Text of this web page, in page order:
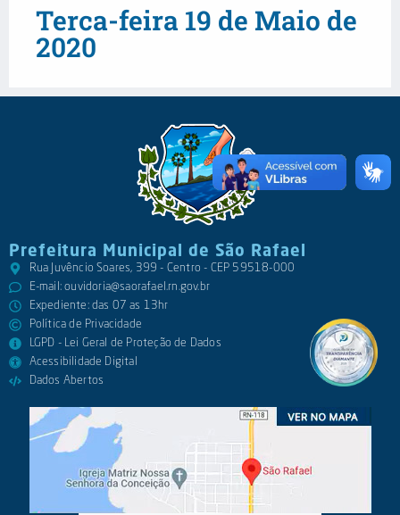
Terca-feira 19 de Maio de
2020
Prefeitura Municipal de São Rafael
Rua Juvêncio Soares, 399 - Centro - CEP 59518-000
E-mail:ouvidoria@saorafael.rn.gov.br
Expediente: das 07 as 13hr
Política de Privacidade
LGPD - Lei Geral de Proteção de Dados
Acessibilidade Digital
Dados Abertos